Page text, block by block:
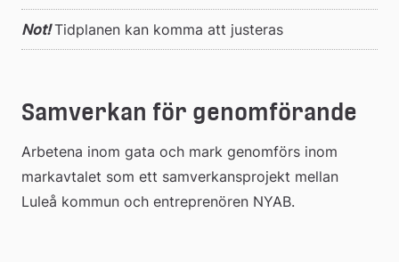
Not! Tidplanen kan komma att justeras
Samverkan för genomförande
Arbetena inom gata och mark genomförs inom
markavtalet som ett samverkansprojekt mellan
Luleå kommun och entreprenören NYAB.